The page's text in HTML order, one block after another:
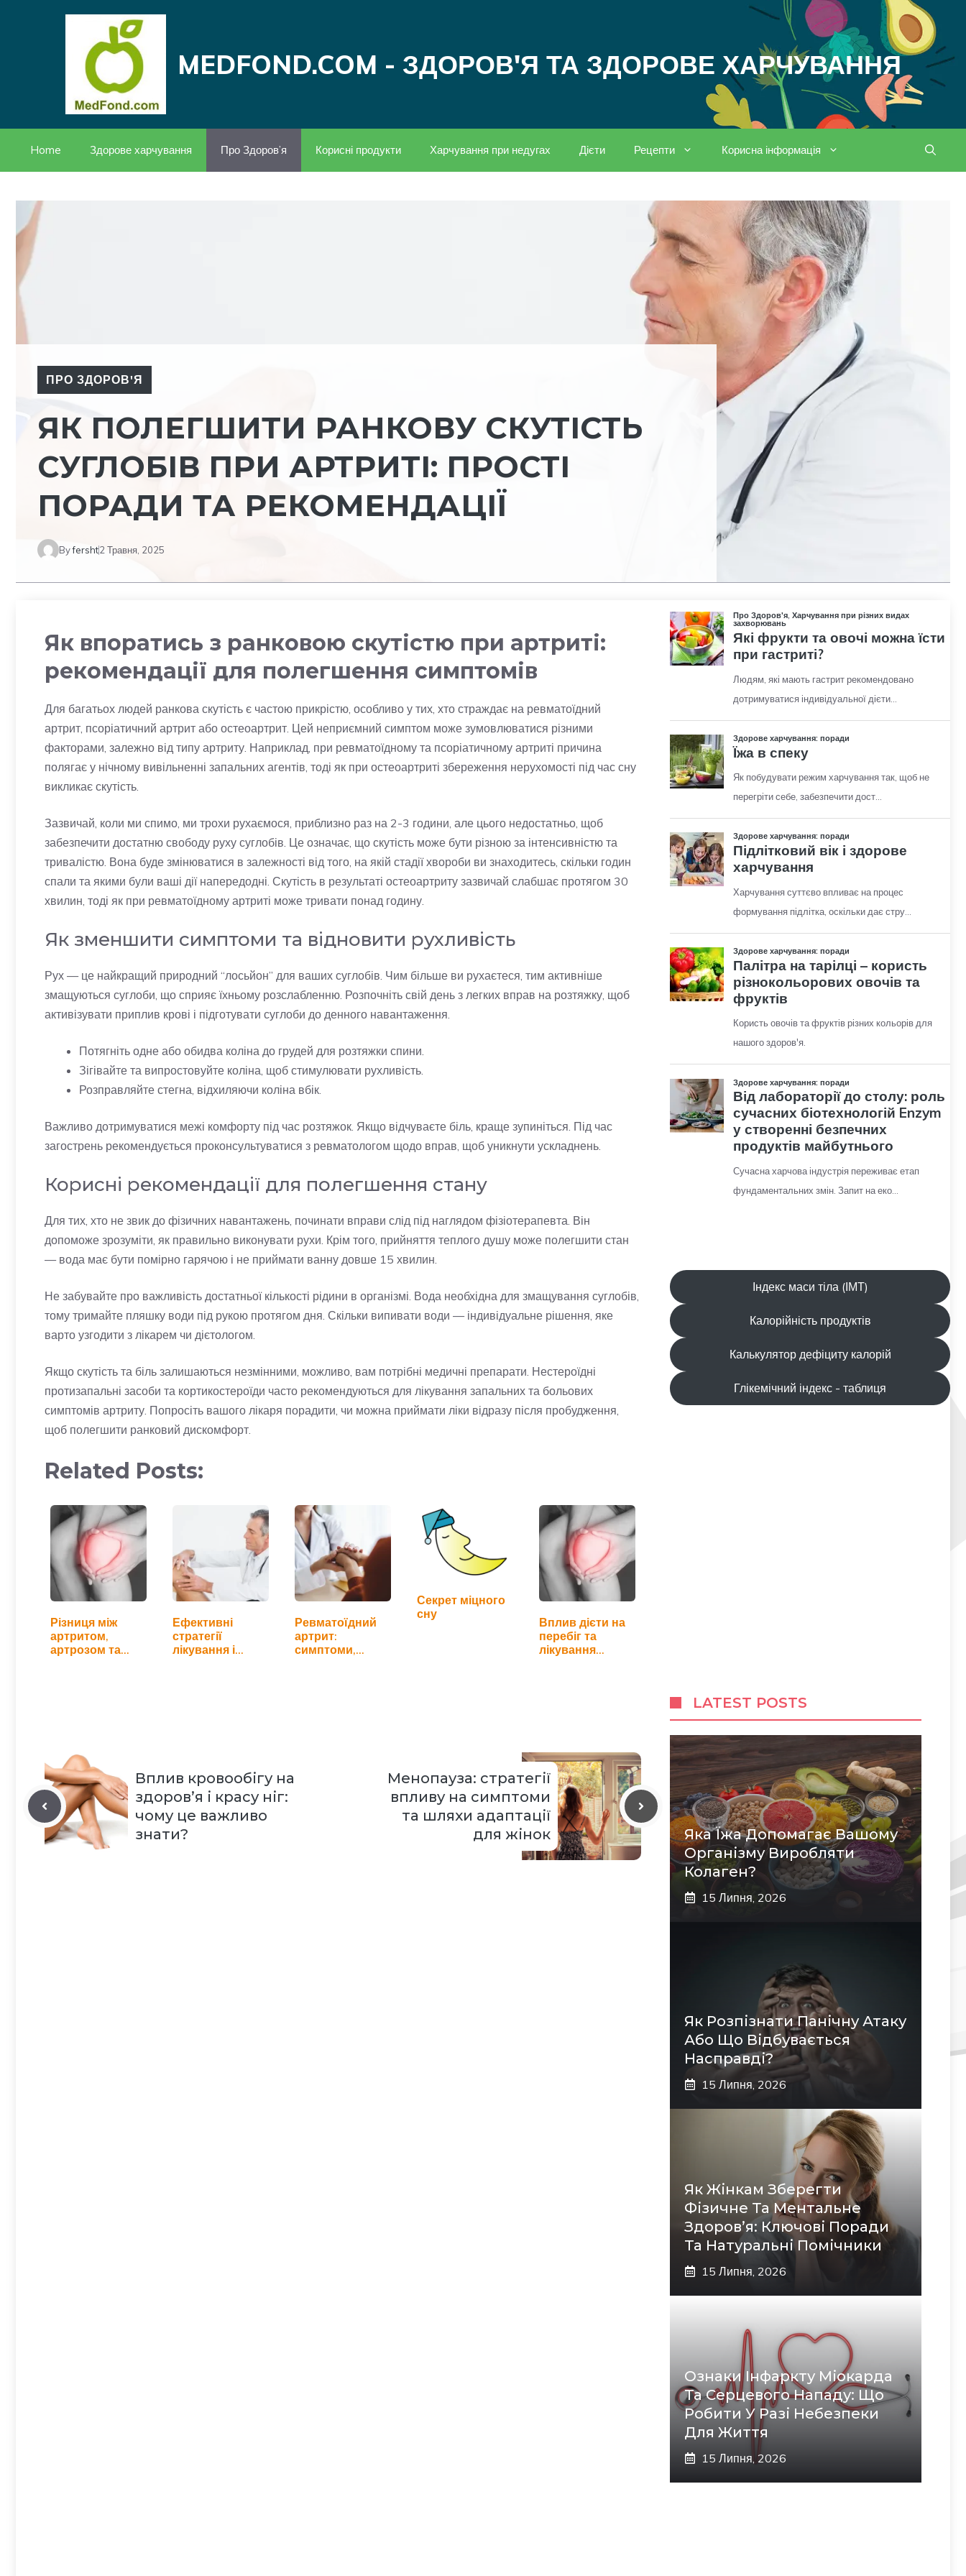
MEDFOND.COM - ЗДОРОВ'Я ТА ЗДОРОВЕ ХАРЧУВАННЯ
Home Здорове харчування Про Здоров’я Корисні продукти Харчування при недугах Дієти Рецепти Корисна інформація
ПРО ЗДОРОВ'Я
ЯК ПОЛЕГШИТИ РАНКОВУ СКУТІСТЬ
СУГЛОБІВ ПРИ АРТРИТІ: ПРОСТІ
ПОРАДИ ТА РЕКОМЕНДАЦІЇ
Byfersht2 Травня, 2025
Як впоратись з ранковою скутістю при артриті:
рекомендації для полегшення симптомів
Для багатьох людей ранкова скутість є частою прикрістю, особливо у тих, хто страждає на ревматоїдний
артрит, псоріатичний артрит або остеоартрит. Цей неприємний симптом може зумовлюватися різними
факторами, залежно від типу артриту. Наприклад, при ревматоїдному та псоріатичному артриті причина
полягає у нічному вивільненні запальних агентів, тоді як при остеоартриті збереження нерухомості під час сну
викликає скутість.
Зазвичай, коли ми спимо, ми трохи рухаємося, приблизно раз на 2-3 години, але цього недостатньо, щоб
забезпечити достатню свободу руху суглобів. Це означає, що скутість може бути різною за інтенсивністю та
тривалістю. Вона буде змінюватися в залежності від того, на якій стадії хвороби ви знаходитесь, скільки годин
спали та якими були ваші дії напередодні. Скутість в результаті остеоартриту зазвичай слабшає протягом 30
хвилин, тоді як при ревматоїдному артриті може тривати понад годину.
Як зменшити симптоми та відновити рухливість
Рух — це найкращий природний “лосьйон” для ваших суглобів. Чим більше ви рухаєтеся, тим активніше
змащуються суглоби, що сприяє їхньому розслабленню. Розпочніть свій день з легких вправ на розтяжку, щоб
активізувати приплив крові і підготувати суглоби до денного навантаження.
Потягніть одне або обидва коліна до грудей для розтяжки спини.
Зігівайте та випростовуйте коліна, щоб стимулювати рухливість.
Розправляйте стегна, відхиляючи коліна вбік.
Важливо дотримуватися межі комфорту під час розтяжок. Якщо відчуваєте біль, краще зупиніться. Під час
загострень рекомендується проконсультуватися з ревматологом щодо вправ, щоб уникнути ускладнень.
Корисні рекомендації для полегшення стану
Для тих, хто не звик до фізичних навантажень, починати вправи слід під наглядом фізіотерапевта. Він
допоможе зрозуміти, як правильно виконувати рухи. Крім того, прийняття теплого душу може полегшити стан
— вода має бути помірно гарячою і не приймати ванну довше 15 хвилин.
Не забувайте про важливість достатньої кількості рідини в організмі. Вода необхідна для змащування суглобів,
тому тримайте пляшку води під рукою протягом дня. Скільки випивати води — індивідуальне рішення, яке
варто узгодити з лікарем чи дієтологом.
Якщо скутість та біль залишаються незмінними, можливо, вам потрібні медичні препарати. Нестероїдні
протизапальні засоби та кортикостероїди часто рекомендуються для лікування запальних та больових
симптомів артриту. Попросіть вашого лікаря порадити, чи можна приймати ліки відразу після пробудження,
щоб полегшити ранковий дискомфорт.
Related Posts:
Різниця між
артритом,
артрозом та
Ефективні
стратегії
лікування і
Ревматоїдний
артрит:
симптоми,
Секрет міцного
сну
Вплив дієти на
перебіг та
лікування
Вплив кровообігу на
здоров’я і красу ніг:
чому це важливо
знати?
Менопауза: стратегії
впливу на симптоми
та шляхи адаптації
для жінок
Індекс маси тіла (ІМТ)
Калорійність продуктів
Калькулятор дефіциту калорій
Глікемічний індекс - таблиця
LATEST POSTS
Яка Їжа Допомагає Вашому
Організму Виробляти
Колаген?
15 Липня, 2026
Як Розпізнати Панічну Атаку
Або Що Відбувається
Насправді?
15 Липня, 2026
Як Жінкам Зберегти
Фізичне Та Ментальне
Здоров’я: Ключові Поради
Та Натуральні Помічники
15 Липня, 2026
Ознаки Інфаркту Міокарда
Та Серцевого Нападу: Що
Робити У Разі Небезпеки
Для Життя
15 Липня, 2026